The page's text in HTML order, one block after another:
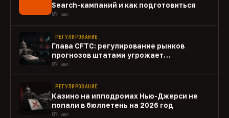
Search-кампаний и как подготовиться
07 авг
РЕГУЛИРОВАНИЕ
Глава CFTC: регулирование рынков
прогнозов штатами угрожает
федеральному рынку
07 авг
РЕГУЛИРОВАНИЕ
Казино на ипподромах Нью-Джерси не
попали в бюллетень на 2026 год
07 авг